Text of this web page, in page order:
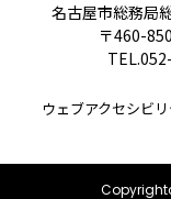
名古屋市総務局
〒460-
ウェブアクセシビ